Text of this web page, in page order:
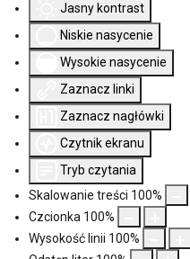
Jasny kontrast
Niskie nasycenie
Wysokie nasycenie
Zaznacz linki
Zaznacz nagłówki
Czytnik ekranu
Tryb czytania
Skalowanie treści 100%
Czcionka 100%
Wysokość linii 100%